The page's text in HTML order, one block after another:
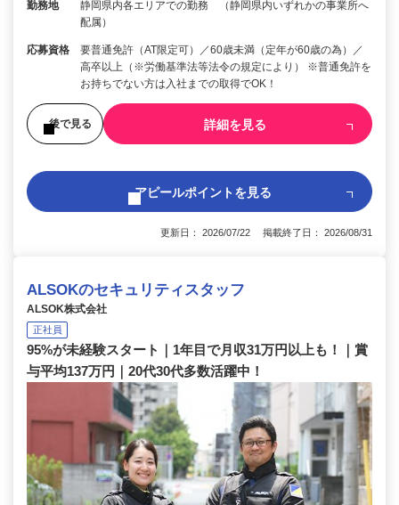
勤務地
静岡県内各エリアでの勤務 （静岡県内いずれかの事業所へ
配属）
応募資格
要普通免許（AT限定可）／60歳未満（定年が60歳の為）／
高卒以上（※労働基準法等法令の規定により） ※普通免許を
お持ちでない方は入社までの取得でOK！
後で見る 詳細を見る
アピールポイントを見る
更新日： 2026/07/22 掲載終了日： 2026/08/31
ALSOKのセキュリティスタッフ
ALSOK株式会社
正社員
95%が未経験スタート｜1年目で月収31万円以上も！｜賞
与平均137万円｜20代30代多数活躍中！